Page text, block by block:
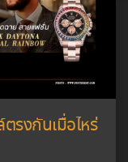
รงกันเมื่อไหร่